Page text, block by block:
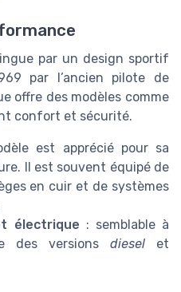
par un design sportif
par l’ancien pilote de
offre des modèles comme
confort et sécurité.
est apprécié pour sa
Il est souvent équipé de
en cuir et de systèmes
électrique : semblable à
des versions diesel et